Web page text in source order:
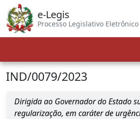
e-Legis
Processo Legislativo Eletrônico
IND/0079/2023
Dirigida ao Governador do Estado
regularização, em caráter de